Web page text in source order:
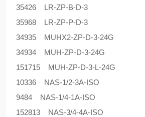
35426 LR-ZP-B-D-3
35968 LR-ZP-P-D-3
34935 MUHX2-ZP-D-3-24G
34934 MUH-ZP-D-3-24G
151715 MUH-ZP-D-3-L-24G
10336 NAS-1/2-3A-ISO
9484 NAS-1/4-1A-ISO
152813 NAS-3/4-4A-ISO